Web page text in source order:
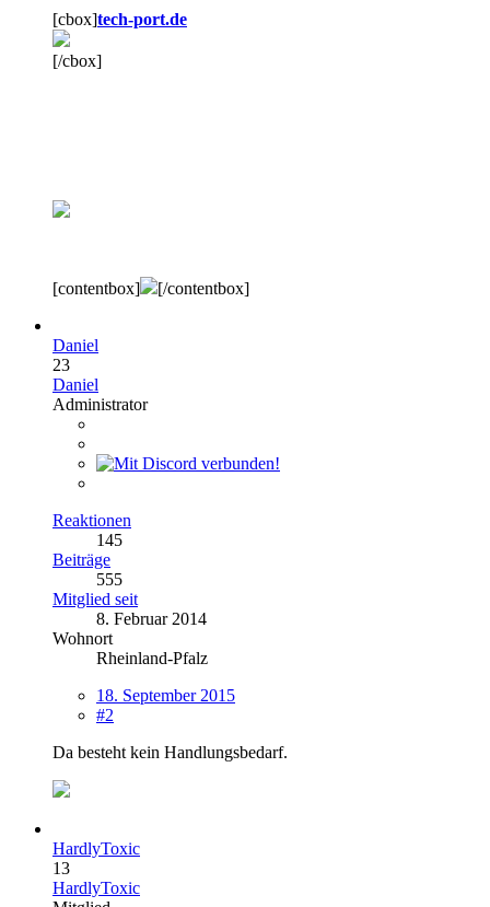
[cbox]tech-port.de
[/cbox]
[contentbox] [/contentbox]
Daniel
23
Daniel
Administrator
Reaktionen
145
Beiträge
555
Mitglied seit
8. Februar 2014
Wohnort
Rheinland-Pfalz
18. September 2015
#2
Da besteht kein Handlungsbedarf.
HardlyToxic
13
HardlyToxic